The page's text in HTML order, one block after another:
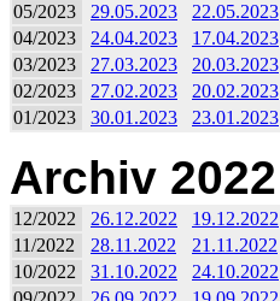
05/2023
29.05.2023 22.05.2023
04/2023
24.04.2023 17.04.2023
03/2023
27.03.2023 20.03.2023
02/2023
27.02.2023 20.02.2023
01/2023
30.01.2023 23.01.2023
Archiv 2022
12/2022 26.12.2022 19.12.2022
11/2022
28.11.2022 21.11.2022
10/2022
31.10.2022 24.10.2022